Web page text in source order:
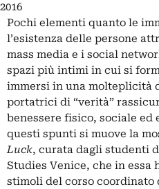
2016
Pochi elementi quanto le
l’esistenza delle persone
mass media e i social
spazi più intimi in cui si
immersi in una molteplicità
portatrici di “verità”
benessere fisico, sociale ed
questi spunti si muove la
Luck, curata dagli studenti
Studies Venice, che in essa
stimoli del corso coordinato